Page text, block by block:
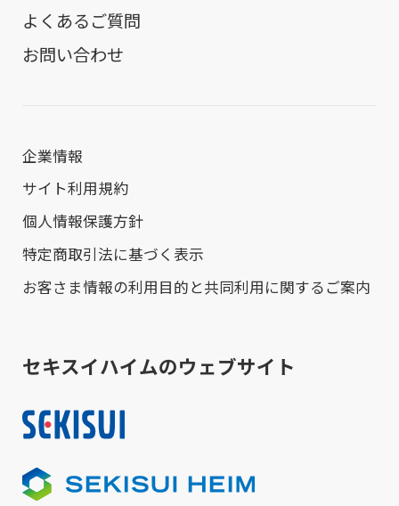
よくあるご質問
お問い合わせ
企業情報
サイト利用規約
個人情報保護方針
特定商取引法に基づく表示
お客さま情報の利用目的と共同利用に関するご案内
セキスイハイムのウェブサイト